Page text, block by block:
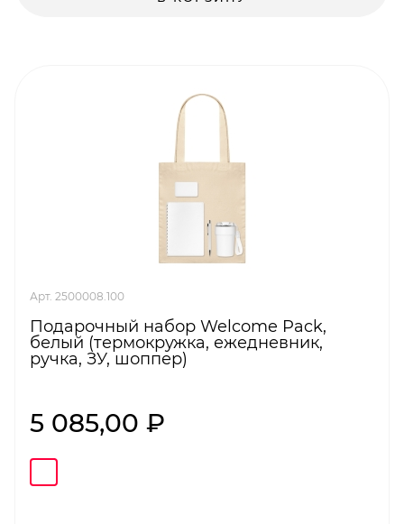
Арт. 2500008.100
Подарочный набор Welcome Pack,
белый (термокружка, ежедневник,
ручка, ЗУ, шоппер)
5 085,00 ₽